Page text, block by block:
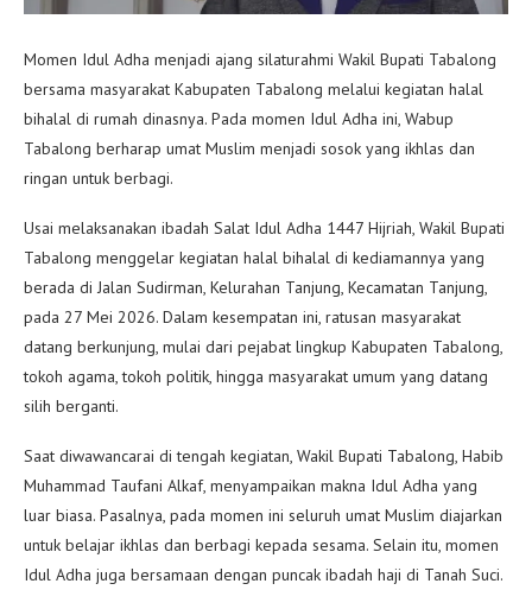
Momen Idul Adha menjadi ajang silaturahmi Wakil Bupati Tabalong
bersama masyarakat Kabupaten Tabalong melalui kegiatan halal
bihalal di rumah dinasnya. Pada momen Idul Adha ini, Wabup
Tabalong berharap umat Muslim menjadi sosok yang ikhlas dan
ringan untuk berbagi.
Usai melaksanakan ibadah Salat Idul Adha 1447 Hijriah, Wakil Bupati
Tabalong menggelar kegiatan halal bihalal di kediamannya yang
berada di Jalan Sudirman, Kelurahan Tanjung, Kecamatan Tanjung,
pada 27 Mei 2026. Dalam kesempatan ini, ratusan masyarakat
datang berkunjung, mulai dari pejabat lingkup Kabupaten Tabalong,
tokoh agama, tokoh politik, hingga masyarakat umum yang datang
silih berganti.
Saat diwawancarai di tengah kegiatan, Wakil Bupati Tabalong, Habib
Muhammad Taufani Alkaf, menyampaikan makna Idul Adha yang
luar biasa. Pasalnya, pada momen ini seluruh umat Muslim diajarkan
untuk belajar ikhlas dan berbagi kepada sesama. Selain itu, momen
Idul Adha juga bersamaan dengan puncak ibadah haji di Tanah Suci.